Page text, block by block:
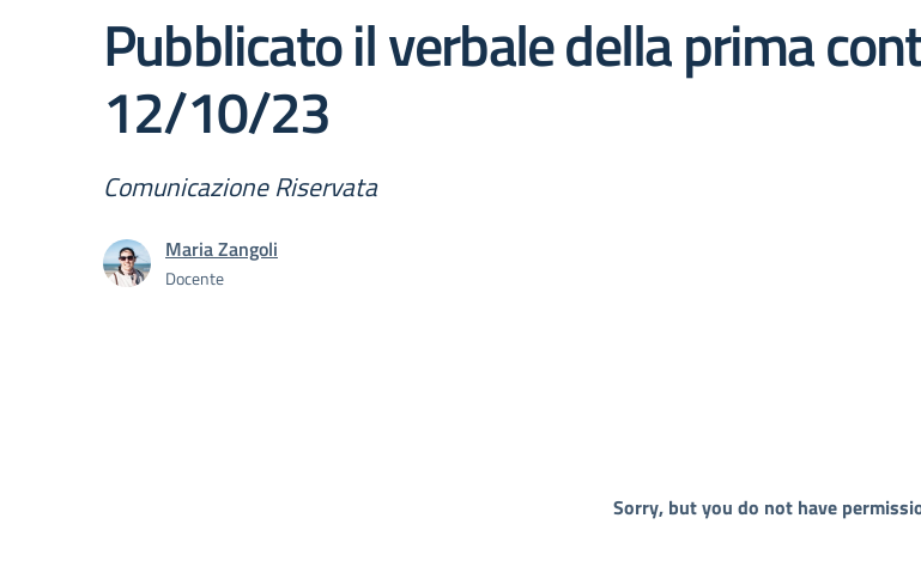
Pubblicato il verbale della prima
12/10/23
Comunicazione Riservata
Maria Zangoli
Docente
Sorry, but you do not have